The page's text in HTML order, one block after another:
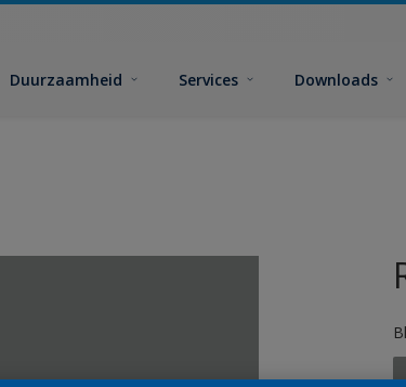
Duurzaamheid Services Downloads